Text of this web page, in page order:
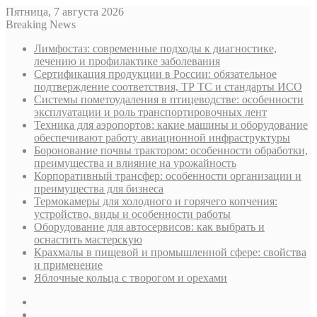
Пятница, 7 августа 2026
Breaking News
Лимфостаз: современные подходы к диагностике,
лечению и профилактике заболевания
Сертификация продукции в России: обязательное
подтверждение соответствия, ТР ТС и стандарты ИСО
Системы пометоудаления в птицеводстве: особенности
эксплуатации и роль транспортировочных лент
Техника для аэропортов: какие машины и оборудование
обеспечивают работу авиационной инфраструктуры
Боронование почвы трактором: особенности обработки,
преимущества и влияние на урожайность
Корпоративный трансфер: особенности организации и
преимущества для бизнеса
Термокамеры для холодного и горячего копчения:
устройство, виды и особенности работы
Оборудование для автосервисов: как выбрать и
оснастить мастерскую
Крахмалы в пищевой и промышленной сфере: свойства
и применение
Яблочные кольца с творогом и орехами